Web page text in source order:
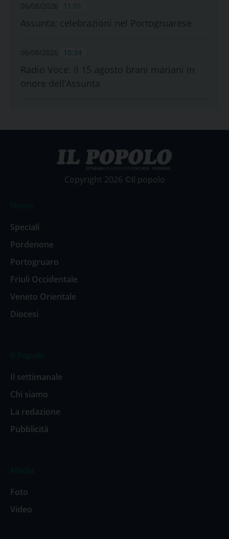
06/08/2026 11:01
Assunta: celebrazioni nel Portogruarese
06/08/2026 10:34
Radio Voce: il 15 agosto brani mariani in
onore dell’Assunta
Copyright 2026 ©Il popolo
Speciali
Pordenone
Portogruaro
Friuli Occidentale
Veneto Orientale
Diocesi
Il settimanale
Chi siamo
La redazione
Pubblicità
Foto
Video